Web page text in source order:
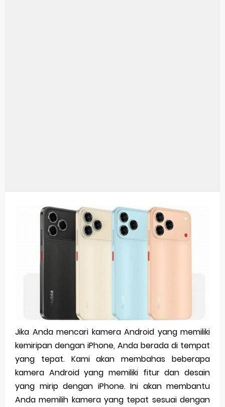
Bitcoin Miner Android: Apa Itu Dan Bagaimana Cara Menggunakannya
Pp Wa Couple Pasangan: Cara Terbaik Untuk Menjaga Hubungan
Cara Mengecek Windows Ori
Aplikasi Togel Android: Solusi Praktis Untuk Pecinta Togel
Siap Video Call, tapi Download Aplikasinya Dulu, Abangku
Friday, 7 August
Jika Anda mencari kamera Android yang memiliki
kemiripan dengan iPhone, Anda berada di tempat
yang tepat. Kami akan membahas beberapa
kamera Android yang memiliki fitur dan desain
yang mirip dengan iPhone. Ini akan membantu
Anda memilih kamera yang tepat sesuai dengan